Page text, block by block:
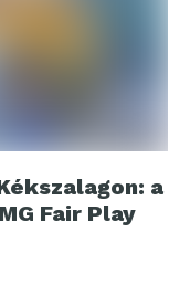
a
Fair Play